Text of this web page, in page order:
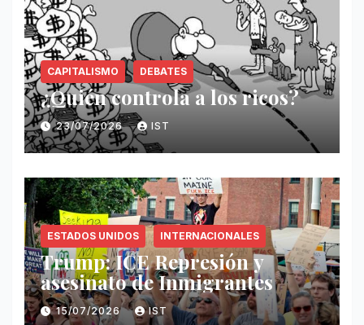
CAPITALISMO DEBATES
¿Quién controla a los ricos?
23/07/2026 IST
ESTADOS UNIDOS INTERNACIONALES
Trump: ICE Represión y
asesinato de Inmigrantes
15/07/2026 IST